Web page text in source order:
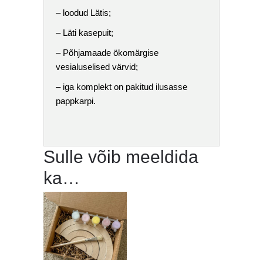
– loodud Lätis;
– Läti kasepuit;
– Põhjamaade ökomärgise
vesialuselised värvid;
– iga komplekt on pakitud ilusasse
pappkarpi.
Sulle võib meeldida
ka…